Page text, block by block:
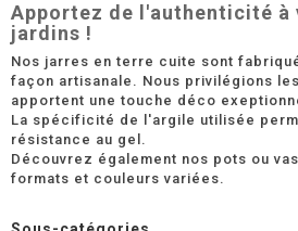
Apportez de l'authenticité à
jardins !
Nos jarres en terre cuite sont
façon artisanale. Nous privilégions
apportent une touche déco
La spécificité de l'argile utilisée
résistance au gel.
Découvrez également nos pots ou
formats et couleurs variées.